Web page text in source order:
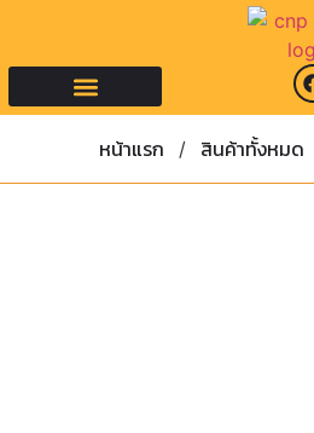
หน้าแรก / สินค้าทั้งหมด